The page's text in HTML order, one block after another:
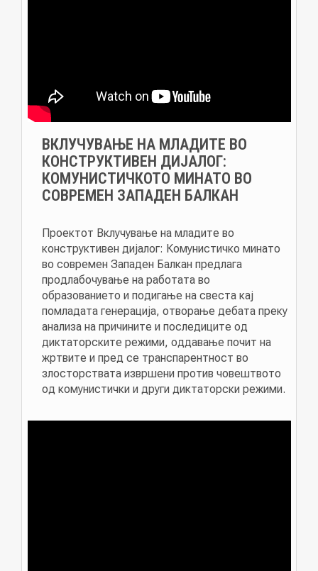
ВКЛУЧУВАЊЕ НА МЛАДИТЕ ВО
КОНСТРУКТИВЕН ДИЈАЛОГ:
КОМУНИСТИЧКОТО МИНАТО ВО
СОВРЕМЕН ЗАПАДЕН БАЛКАН
Проектот Вклучување на младите во
конструктивен дијалог: Комунистичко минато
во современ Западен Балкан предлага
продлабочување на работата во
образованието и подигање на свеста кај
помладата генерација, отворање дебата преку
анализа на причините и последиците од
диктаторските режими, оддавање почит на
жртвите и пред се транспарентност во
злосторствата извршени против човештвото
од комунистички и други диктаторски режими.